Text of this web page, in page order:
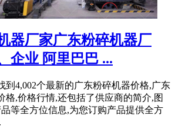
器厂家广东粉碎机器厂
企业 阿里巴巴 ...
到4,002个最新的广东粉碎机器价格,广东
格,价格行情,还包括了供应商的简介,图
等全方位信息,为您订购产品提供全方